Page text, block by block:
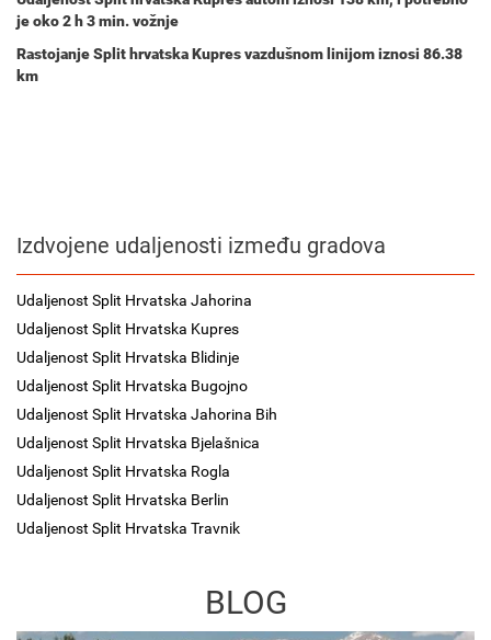
je oko2 h 3 min.vožnje
Rastojanje Split hrvatska Kupres vazdušnom linijom iznosi 86.38
km
Izdvojene udaljenosti između gradova
Udaljenost Split Hrvatska Jahorina
Udaljenost Split Hrvatska Kupres
Udaljenost Split Hrvatska Blidinje
Udaljenost Split Hrvatska Bugojno
Udaljenost Split Hrvatska Jahorina Bih
Udaljenost Split Hrvatska Bjelašnica
Udaljenost Split Hrvatska Rogla
Udaljenost Split Hrvatska Berlin
Udaljenost Split Hrvatska Travnik
BLOG